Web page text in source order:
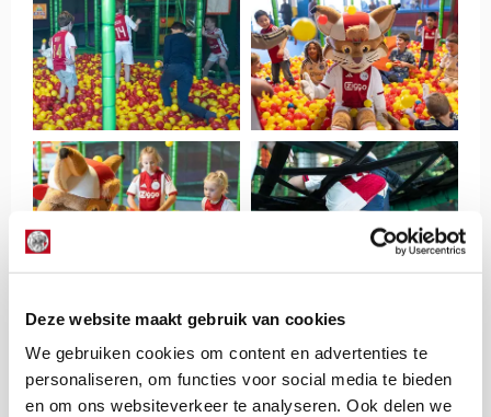
Deze website maakt gebruik van cookies
We gebruiken cookies om content en advertenties te
personaliseren, om functies voor social media te bieden
en om ons websiteverkeer te analyseren. Ook delen we